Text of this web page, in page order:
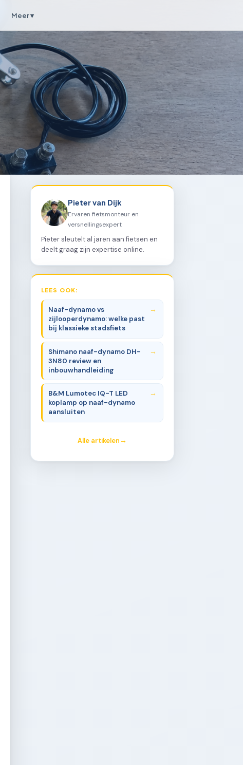
Meer ▾
Pieter van Dijk
Ervaren fietsmonteur en
versnellingsexpert
Pieter sleutelt al jaren aan fietsen en
deelt graag zijn expertise online.
LEES OOK:
Naaf-dynamo vs
zijlooperdynamo: welke past
bij klassieke stadsfiets
Shimano naaf-dynamo DH-
3N80 review en
inbouwhandleiding
B&M Lumotec IQ-T LED
koplamp op naaf-dynamo
aansluiten
Alle artikelen